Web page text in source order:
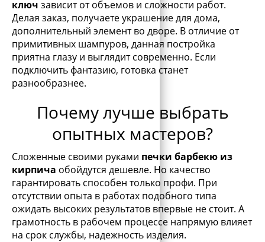
ключ зависит от объемов и сложности работ.
Делая заказ, получаете украшение для дома,
дополнительный элемент во дворе. В отличие от
примитивных шампуров, данная постройка
приятна глазу и выглядит современно. Если
подключить фантазию, готовка станет
разнообразнее.
Почему лучше выбрать
опытных мастеров?
Сложенные своими руками печки барбекю из
кирпича обойдутся дешевле. Но качество
гарантировать способен только профи. При
отсутствии опыта в работах подобного типа
ожидать высоких результатов впервые не стоит. А
грамотность в рабочем процессе напрямую влияет
на срок службы, надежность изделия.